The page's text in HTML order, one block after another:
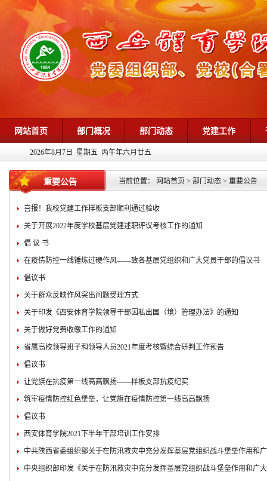
网站首页 部门概况 部门动态 党建工作
2026年8月7日 星期五 丙午年六月廿五
重要公告 当前位置： 网站首页 > 部门动态 > 重要公告
喜报！我校党建工作样板支部顺利通过验收
关于开展2022年度学校基层党建述职评议考核工作的通知
倡 议 书
在疫情防控一线锤炼过硬作风——致各基层党组织和广大党员干部的倡议书
倡议书
关于群众反映作风突出问题受理方式
关于印发《西安体育学院领导干部因私出国（境）管理办法》的通知
关于做好党费收缴工作的通知
省属高校领导班子和领导人员​2021年度考核暨综合研判工作预告
倡议书
让党旗在抗疫第一线高高飘扬——样板支部抗疫纪实
筑牢疫情防控红色堡垒，让党旗在疫情防控第一线高高飘扬
倡议书
西安体育学院2021下半年干部培训工作安排
中共陕西省委组织部关于在防汛救灾中充分发挥基层党组织战斗堡垒作用和
中央组织部印发《关于在防汛救灾中充分发挥基层党组织战斗堡垒作用和广